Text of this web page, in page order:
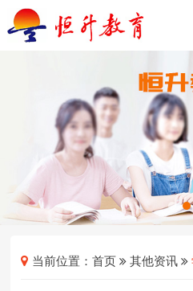
当前位置：首页 其他资讯